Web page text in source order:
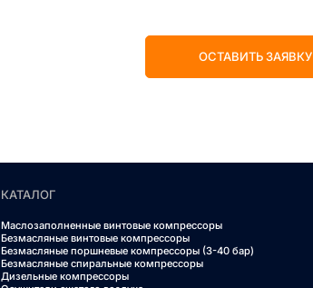
ОСТАВИТЬ ЗАЯВКУ
КАТАЛОГ
Маслозаполненные винтовые компрессоры
Безмасляные винтовые компрессоры
Безмасляные поршневые компрессоры (3-40 бар)
Безмасляные спиральные компрессоры
Дизельные компрессоры